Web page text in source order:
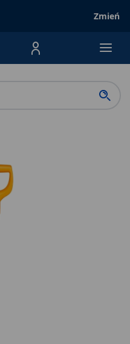
Zmień
Menu Produktów,